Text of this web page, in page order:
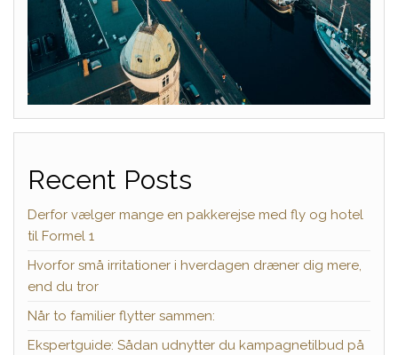
Recent Posts
Derfor vælger mange en pakkerejse med fly og hotel
til Formel 1
Hvorfor små irritationer i hverdagen dræner dig mere,
end du tror
Når to familier flytter sammen:
Ekspertguide: Sådan udnytter du kampagnetilbud på